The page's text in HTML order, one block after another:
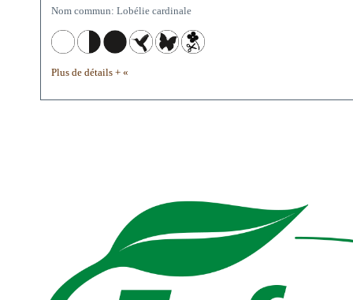
Nom commun: Lobélie cardinale
Plus de détails + «